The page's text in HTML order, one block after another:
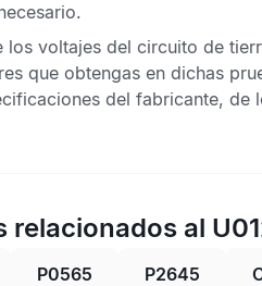
los voltajes del circuito de
que obtengas en dichas
del fabricante, de
relacionados al
P0565 P2645